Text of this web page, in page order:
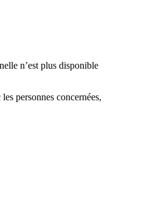
n’est plus disponible
personnes concernées,